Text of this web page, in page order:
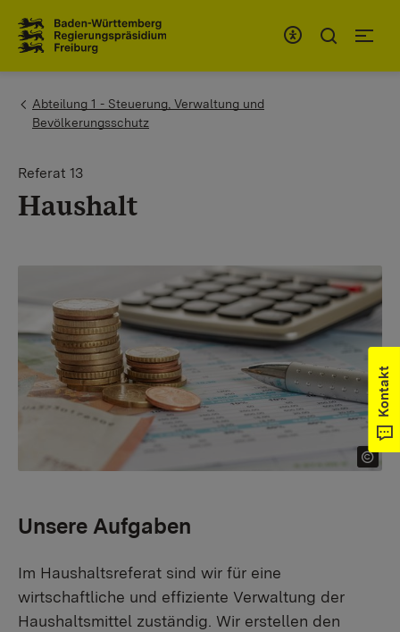
You are here:
Abteilung 1 - Steuerung, Verwaltung und
Bevölkerungsschutz
Referat 13
Haushalt
Kontakt
Unsere Aufgaben
Im Haushaltsreferat sind wir für eine
wirtschaftliche und effiziente Verwaltung der
Haushaltsmittel zuständig. Wir erstellen den